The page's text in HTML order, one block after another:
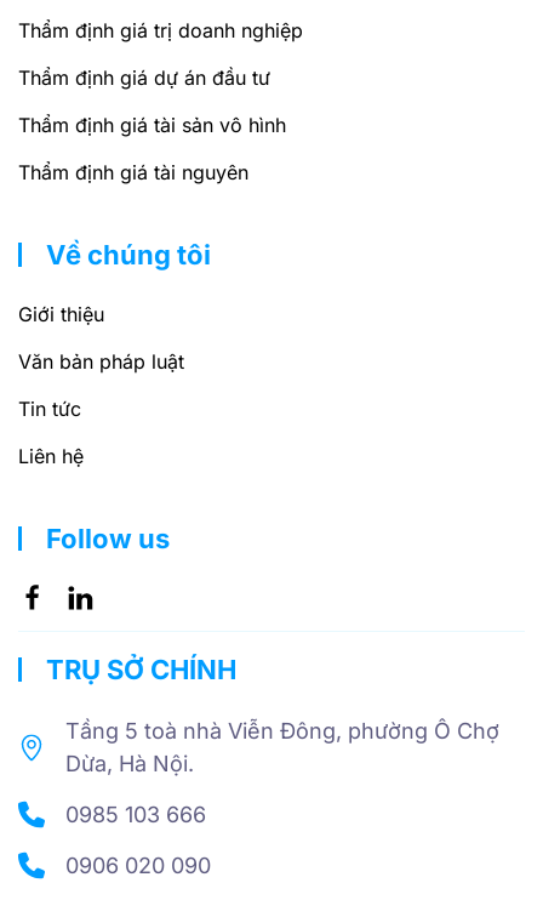
Thẩm định giá trị doanh nghiệp
Thẩm định giá dự án đầu tư
Thẩm định giá tài sản vô hình
Thẩm định giá tài nguyên
Về chúng tôi
Giới thiệu
Văn bản pháp luật
Tin tức
Liên hệ
Follow us
TRỤ SỞ CHÍNH
Tầng 5 toà nhà Viễn Đông, phường Ô Chợ
Dừa, Hà Nội.
0985 103 666
0906 020 090